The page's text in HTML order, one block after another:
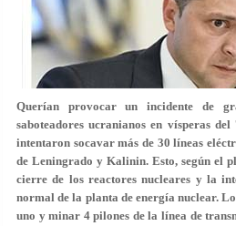
Querían provocar un incidente de
saboteadores ucranianos en vísperas
intentaron socavar más de 30 líneas
de Leningrado y Kalinin. Esto, según el
cierre de los reactores nucleares y la
normal de la planta de energía nuclear.
uno y minar 4 pilones de la línea de